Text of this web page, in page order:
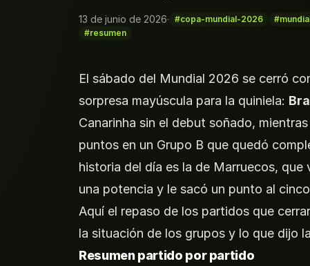
13 de junio de 2026· #copa-mundial-2026
#resumen
El sábado del Mundial 2026 se cerró
sorpresa mayúscula para la quiniela:
Canarinha sin el debut soñado,
puntos en un Grupo B que quedó
historia del día es la de Marruecos,
una potencia y le sacó un punto al
Aquí el repaso de los partidos que
la situación de los grupos y lo que dijo
Resumen partido por partido